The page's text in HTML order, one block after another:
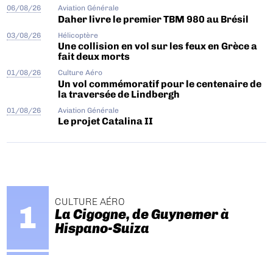
06/08/26 Aviation Générale
Daher livre le premier TBM 980 au Brésil
03/08/26 Hélicoptère
Une collision en vol sur les feux en Grèce a
fait deux morts
01/08/26 Culture Aéro
Un vol commémoratif pour le centenaire de
la traversée de Lindbergh
01/08/26 Aviation Générale
Le projet Catalina II
CULTURE AÉRO
La Cigogne, de Guynemer à
Hispano-Suiza